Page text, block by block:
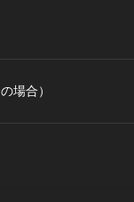
場合）